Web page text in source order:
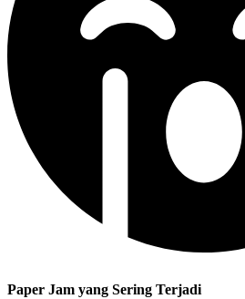
Paper Jam yang Sering Terjadi